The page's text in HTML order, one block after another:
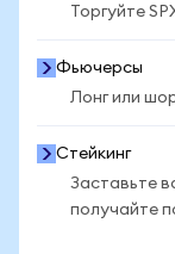
Торгуйте
Фьючерсы
Лонг или
Стейкинг
Заставьте
получайте